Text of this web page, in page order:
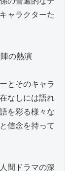
ャラクターた
の熱演
とそのキャラ
なしには語れ
を彩る様々な
信念を持って
間ドラマの深